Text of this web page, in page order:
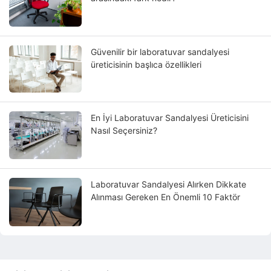
Güvenilir bir laboratuvar sandalyesi
üreticisinin başlıca özellikleri
En İyi Laboratuvar Sandalyesi Üreticisini
Nasıl Seçersiniz?
Laboratuvar Sandalyesi Alırken Dikkate
Alınması Gereken En Önemli 10 Faktör